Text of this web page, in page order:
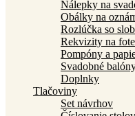
Nálepky na
Obálky na
Rozlúčka so
Rekvizity na
Pompóny a
Svadobné
Doplnky
Tlačoviny
Set návrhov